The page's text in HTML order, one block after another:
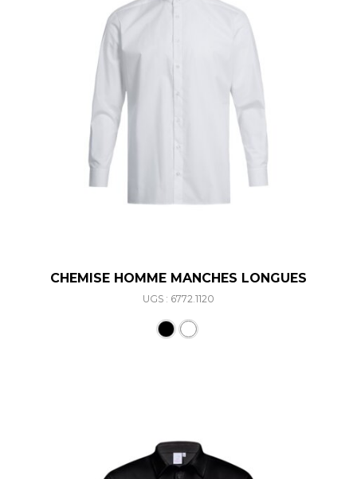
CHEMISE HOMME MANCHES LONGUES
UGS : 6772.1120